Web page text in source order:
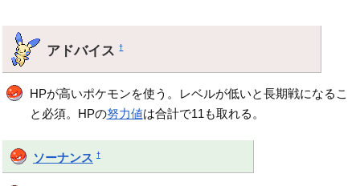
アドバイス†
HPが高いポケモンを使う。レベルが低いと長期戦になるこ
と必須。HPの努力値は合計で11も取れる。
ソーナンス †